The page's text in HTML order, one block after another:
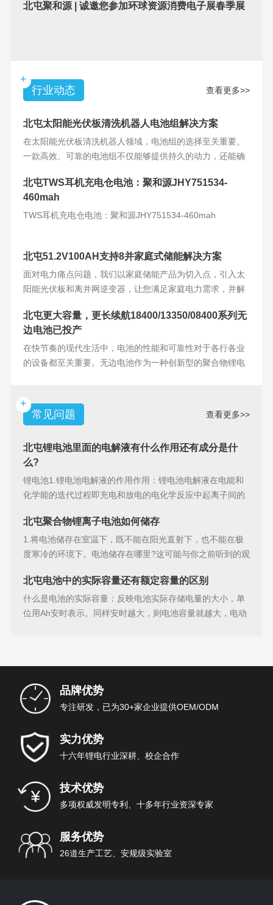
北屯聚和源 | 诚邀您参加环球资源消费电子展春季展
+
行业动态
查看更多>>
北屯太阳能光伏板清洗机器人电池组解决方案
在太阳能光伏板清洗机器人领域，电池组的选择至关重要。
一款高效、可靠的电池组不仅能够提供持久的动力，还能确
北屯TWS耳机充电仓电池：聚和源JHY751534-
460mah
TWS耳机充电仓电池：聚和源JHY751534-460mah
北屯51.2V100AH支持8并家庭式储能解决方案
面对电力痛点问题，我们以家庭储能产品为切入点，引入太
阳能光伏板和离并网逆变器，让您满足家庭电力需求，并解
北屯更大容量，更长续航18400/13350/08400系列无
边电池已投产
在快节奏的现代生活中，电池的性能和可靠性对于各行各业
的设备都至关重要。无边电池作为一种创新型的聚合物锂电
+
常见问题
查看更多>>
北屯锂电池里面的电解液有什么作用还有成分是什
么?
锂电池1.锂电池电解液的作用作用：锂电池电解液在电能和
化学能的迭代过程即充电和放电的电化学反应中起离子间的
北屯聚合物锂离子电池如何储存
1.将电池储存在室温下，既不能在阳光直射下，也不能在极
度寒冷的环境下。电池储存在哪里?这可能与你之前听到的观
北屯电池中的实际容量还有额定容量的区别
什么是电池的实际容量：反映电池实际存储电量的大小，单
位用Ah安时表示。同样安时越大，则电池容量就越大，电动
品牌优势
专注研发，已为30+家企业提供OEM/ODM
实力优势
十六年锂电行业深耕、校企合作
技术优势
多项权威发明专利、十多年行业资深专家
服务优势
26道生产工艺、安规级实验室